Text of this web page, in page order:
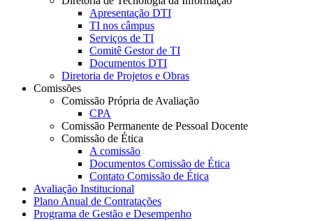
Apresentação DTI
TI nos câmpus
Serviços de TI
Comitê Gestor de TI
Documentos DTI
Diretoria de Projetos e Obras
Comissões
Comissão Própria de Avaliação
CPA
Comissão Permanente de Pessoal Docente
Comissão de Ética
A comissão
Documentos Comissão de Ética
Contato Comissão de Ética
Avaliação Institucional
Plano Anual de Contratações
Programa de Gestão e Desempenho